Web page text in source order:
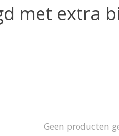
met extra
Geen producten